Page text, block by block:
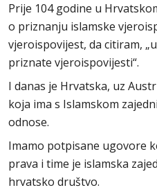
Prije 104 godine u
o priznanju islamske
vjeroispovijest, da citiram,
priznate vjeroispovijesti“.
I danas je Hrvatska, uz
koja ima s Islamskom
odnose.
Imamo potpisane ugovore
prava i time je islamska
hrvatsko društvo.